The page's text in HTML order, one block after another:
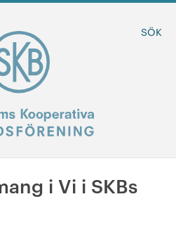
SÖK
i Vi i SKBs